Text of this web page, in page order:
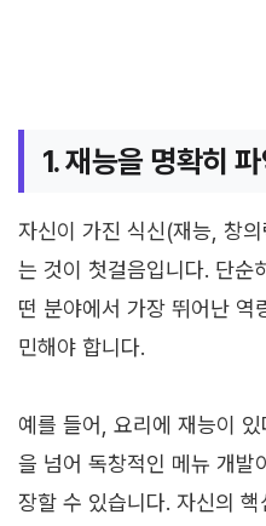
1. 재능을 명확히
자신이 가진 식신(재능, 창
는 것이 첫걸음입니다. 단순
떤 분야에서 가장 뛰어난 역
민해야 합니다.
예를 들어, 요리에 재능이
을 넘어 독창적인 메뉴 개발
장할 수 있습니다. 자신의